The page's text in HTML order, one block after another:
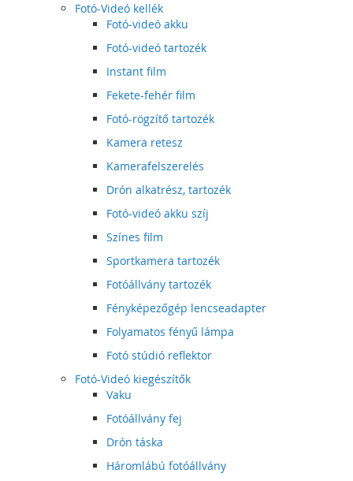
Fotó-Videó kellék
Fotó-videó akku
Fotó-videó tartozék
Instant film
Fekete-fehér film
Fotó-rögzítő tartozék
Kamera retesz
Kamerafelszerelés
Drón alkatrész, tartozék
Fotó-videó akku szíj
Színes film
Sportkamera tartozék
Fotóállvány tartozék
Fényképezőgép lencseadapter
Folyamatos fényű lámpa
Fotó stúdió reflektor
Fotó-Videó kiegészítők
Vaku
Fotóállvány fej
Drón táska
Háromlábú fotóállvány